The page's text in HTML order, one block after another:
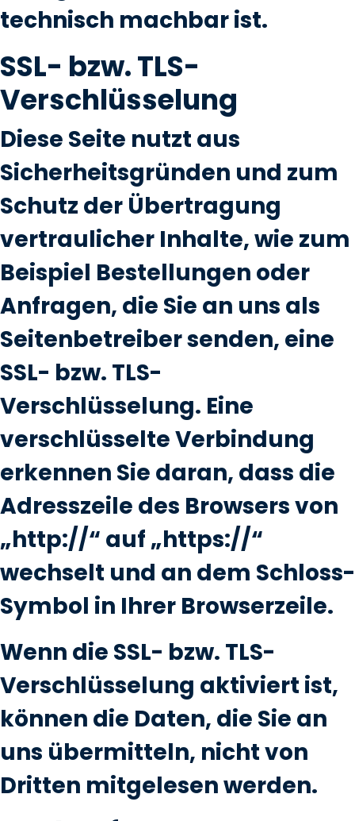
technisch machbar ist.
SSL- bzw. TLS-
Verschlüsselung
Diese Seite nutzt aus
Sicherheitsgründen und zum
Schutz der Übertragung
vertraulicher Inhalte, wie zum
Beispiel Bestellungen oder
Anfragen, die Sie an uns als
Seitenbetreiber senden, eine
SSL- bzw. TLS-
Verschlüsselung. Eine
verschlüsselte Verbindung
erkennen Sie daran, dass die
Adresszeile des Browsers von
„http://“ auf „https://“
wechselt und an dem Schloss-
Symbol in Ihrer Browserzeile.
Wenn die SSL- bzw. TLS-
Verschlüsselung aktiviert ist,
können die Daten, die Sie an
uns übermitteln, nicht von
Dritten mitgelesen werden.